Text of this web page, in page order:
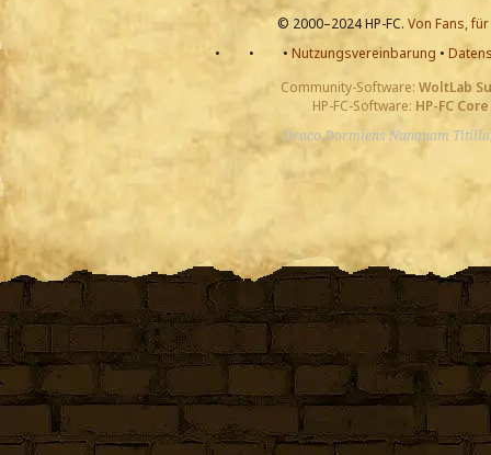
© 2000–2024 HP-FC. Von Fans,
•
• • Nutzungsvereinbarung •
Community-Software: WoltLab
HP-FC-Software: HP-FC Core
Draco Dormiens Nunquam